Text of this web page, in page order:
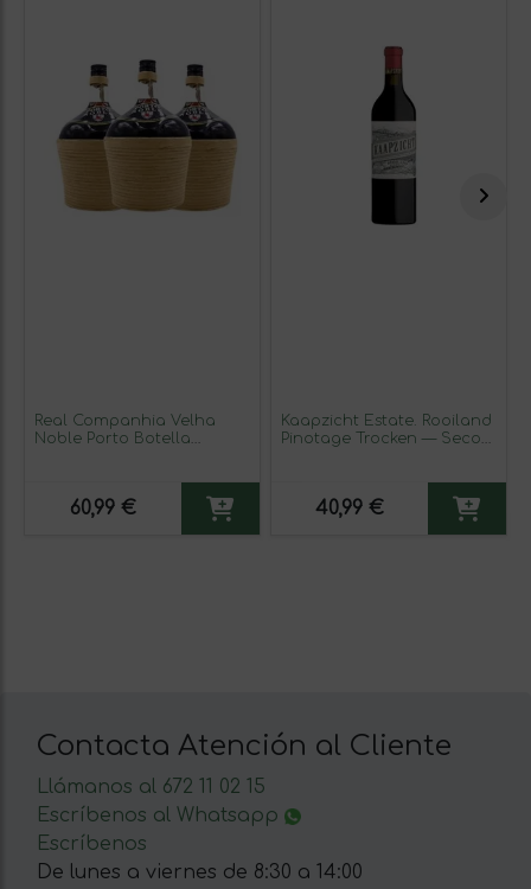
Real Companhia Velha
Noble Porto Botella
60,99 €
Kaapzicht Estate. Rooiland
Pinotage Trocken — Seco
40,99 €
Contacta Atención al Cliente
Llámanos al 672 11 02 15
Escríbenos al Whatsapp
Escríbenos
De lunes a viernes de 8:30 a 14:00